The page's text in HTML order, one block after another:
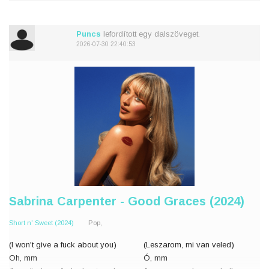
A cursive letter A
Az, ahogy a nevedet írom
Puncs lefordított egy dalszöveget.
2026-07-30 22:40:53
Sabrina Carpenter - Good Graces (2024)
Short n' Sweet (2024) Pop,
(I won't give a fuck about you)
Oh, mm
(Leszarom, mi van veled)
Ó, mm